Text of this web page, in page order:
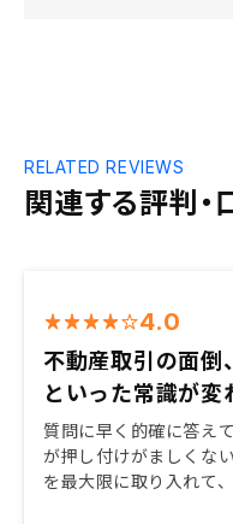
関連する評判・
RELATED REVIEWS
4.0
不動産取引の面倒
といった常識が変
質問に早く的確に答え
が押し付けがましくな
を最大限に取り入れて
倒、時間かかるといっ